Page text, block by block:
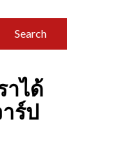
าได้
ร์ป